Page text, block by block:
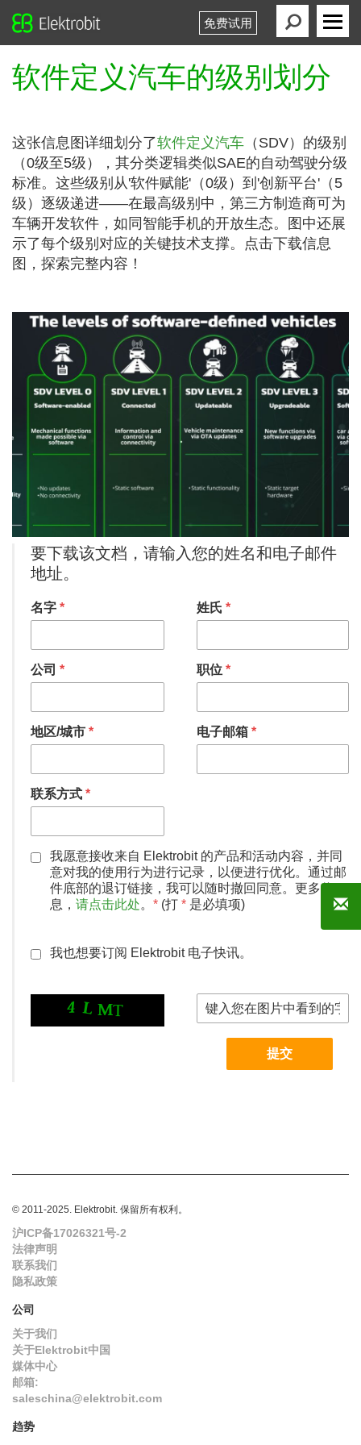
免费试用
Elektrobit
Primary
Menu
软件定义汽车的级别划分
这张信息图详细划分了软件定义汽车 （SDV）的级别
（0级至5级），其分类逻辑类似SAE的自动驾驶分级
标准。这些级别从'软件赋能'（0级）到'创新平台'（5
级）逐级递进——在最高级别中，第三方制造商可为
车辆开发软件，如同智能手机的开放生态。图中还展
示了每个级别对应的关键技术支撑。点击下载信息
图，探索完整内容！
要下载该文档，请输入您的姓名和电子邮件
地址。
名字 * 姓氏 *
公司 * 职位 *
地区/城市 * 电子邮箱 *
联系方式 *
我愿意接收来自 Elektrobit 的产品和活动内容，并同
意对我的使用行为进行记录，以便进行优化。通过邮
件底部的退订链接，我可以随时撤回同意。更多信
息， 请点击此处。 * (打 * 是必填项)
我也想要订阅 Elektrobit 电子快讯。
© 2011-2025. Elektrobit. 保留所有权利。
沪ICP备17026321号-2
法律声明
联系我们
隐私政策
公司
关于我们
关于Elektrobit中国
媒体中心
邮箱:
saleschina@elektrobit.com
趋势